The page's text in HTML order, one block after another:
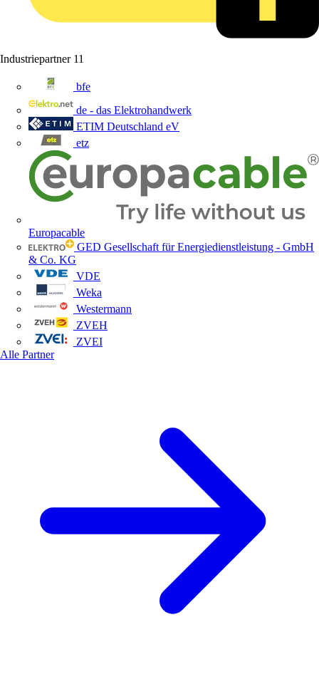
Industriepartner 11
bfe
de - das Elektrohandwerk
ETIM Deutschland eV
etz
Europacable
GED Gesellschaft für Energiedienstleistung - GmbH
& Co. KG
VDE
Weka
Westermann
ZVEH
ZVEI
Alle Partner